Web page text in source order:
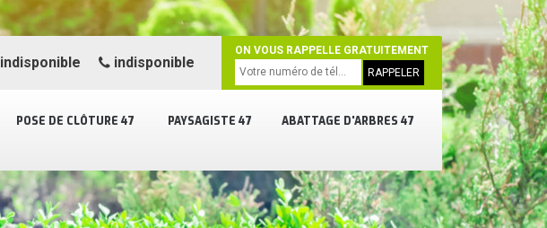
POSE DE CLÔTURE 47 PAYSAGISTE 47 ABATTAGE D'ARBRES 47
indisponible indisponible
ON VOUS RAPPELLE GRATUITEMENT